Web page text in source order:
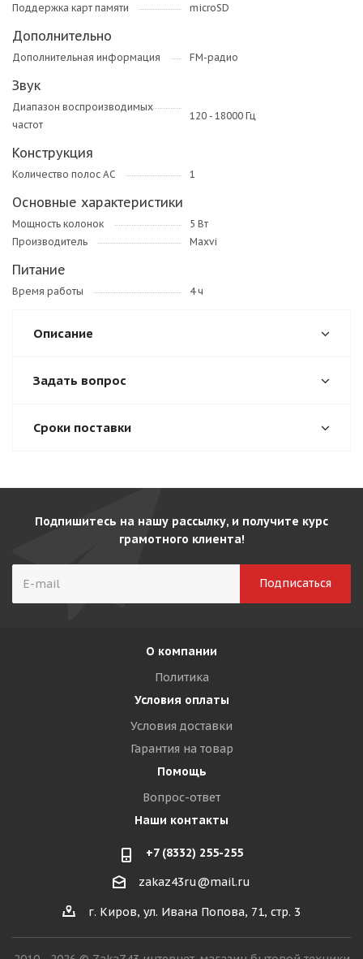
Поддержка карт памяти
microSD
Дополнительно
Дополнительная информация FM-радио
Звук
Диапазон воспроизводимых
частот
120 - 18000 Гц
Конструкция
Количество полос AC 1
Основные характеристики
Мощность колонок
5 Вт
Производитель
Maxvi
Питание
Время работы 4 ч
Описание
Задать вопрос
Сроки поставки
Подпишитесь на нашу рассылку, и получите курс
грамотного клиента!
О компании
Политика
Условия оплаты
Условия доставки
Гарантия на товар
Помощь
Вопрос-ответ
Наши контакты
+7 (8332) 255-255
zakaz43ru@mail.ru
г. Киров, ул. Ивана Попова, 71, стр. 3